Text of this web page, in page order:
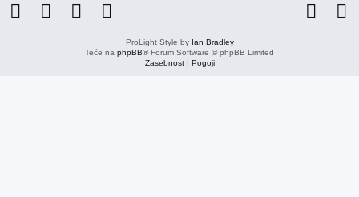
ProLight Style by Ian Bradley
Teče na phpBB® Forum Software © phpBB Limited
Zasebnost| Pogoji